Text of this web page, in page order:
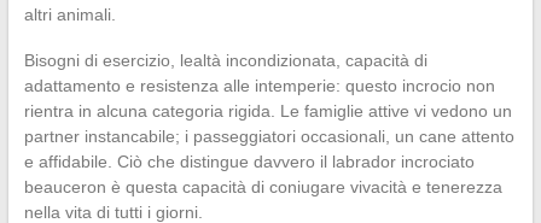
altri animali.
Bisogni di esercizio, lealtà incondizionata, capacità di
adattamento e resistenza alle intemperie: questo incrocio non
rientra in alcuna categoria rigida. Le famiglie attive vi vedono un
partner instancabile; i passeggiatori occasionali, un cane attento
e affidabile. Ciò che distingue davvero il labrador incrociato
beauceron è questa capacità di coniugare vivacità e tenerezza
nella vita di tutti i giorni.